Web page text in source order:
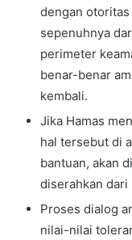
dengan
sepenuhnya
perimeter
benar-benar
kembali.
Jika Hamas
hal tersebut di
bantuan, akan
diserahkan dari
Proses dialog
nilai-nilai